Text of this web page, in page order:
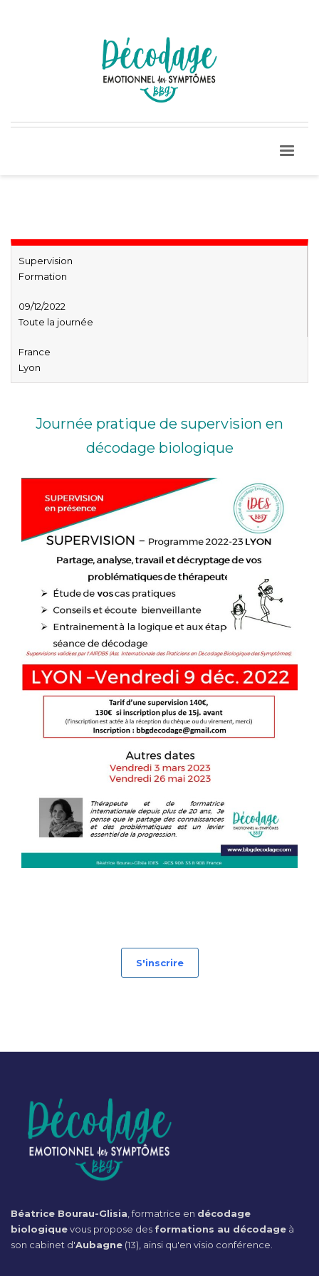
Supervision
Formation
09/12/2022
Toute la journée
France
Lyon
Journée pratique de supervision en
décodage biologique
S'inscrire
Béatrice Bourau-Glisia , formatrice en décodage
biologiquevous propose des formations au décodage à
son cabinet d'Aubagne (13), ainsi qu'en visio conférence.